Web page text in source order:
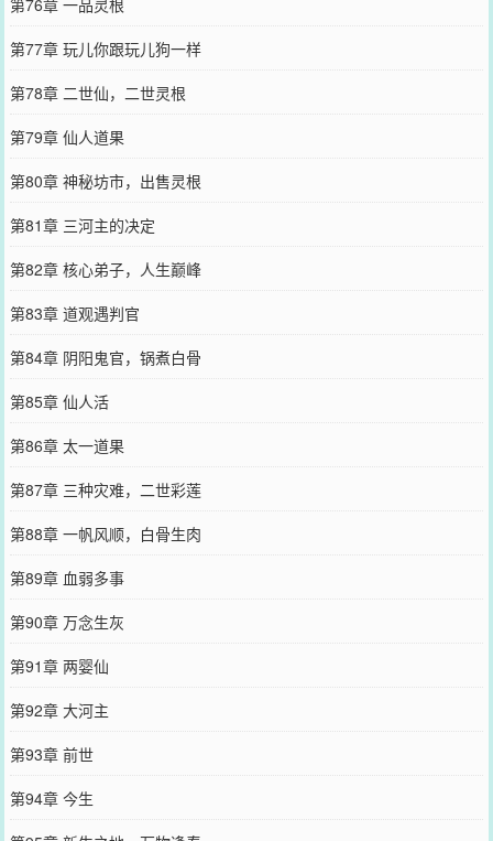
第77章 玩儿你跟玩儿狗一样
第78章 二世仙，二世灵根
第79章 仙人道果
第80章 神秘坊市，出售灵根
第81章 三河主的决定
第82章 核心弟子，人生巅峰
第83章 道观遇判官
第84章 阴阳鬼官，锅煮白骨
第85章 仙人活
第86章 太一道果
第87章 三种灾难，二世彩莲
第88章 一帆风顺，白骨生肉
第89章 血弱多事
第90章 万念生灰
第91章 两婴仙
第92章 大河主
第93章 前世
第94章 今生